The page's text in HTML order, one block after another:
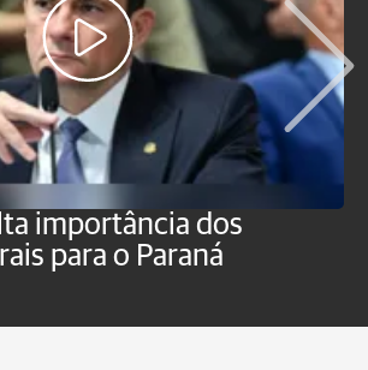
importância dos
para o Paraná